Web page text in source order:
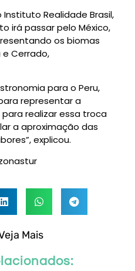
Realidade Brasil,
irá passar pelo México,
os biomas
Cerrado,
para o Peru,
representar a
realizar essa troca
a aproximação das
explicou.
Mais